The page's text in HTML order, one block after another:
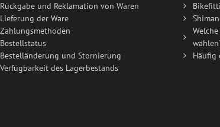
Rückgabe und Reklamation von Waren
Lieferung der Ware
Zahlungsmethoden
Bestellstatus
Bestelländerung und Stornierung
Verfügbarkeit des Lagerbestands
Häufig